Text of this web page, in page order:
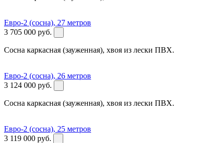
Евро-2 (сосна), 27 метров
3 705 000 руб.
Сосна каркасная (зауженная), хвоя из лески ПВХ.
Евро-2 (сосна), 26 метров
3 124 000 руб.
Сосна каркасная (зауженная), хвоя из лески ПВХ.
Евро-2 (сосна), 25 метров
3 119 000 руб.